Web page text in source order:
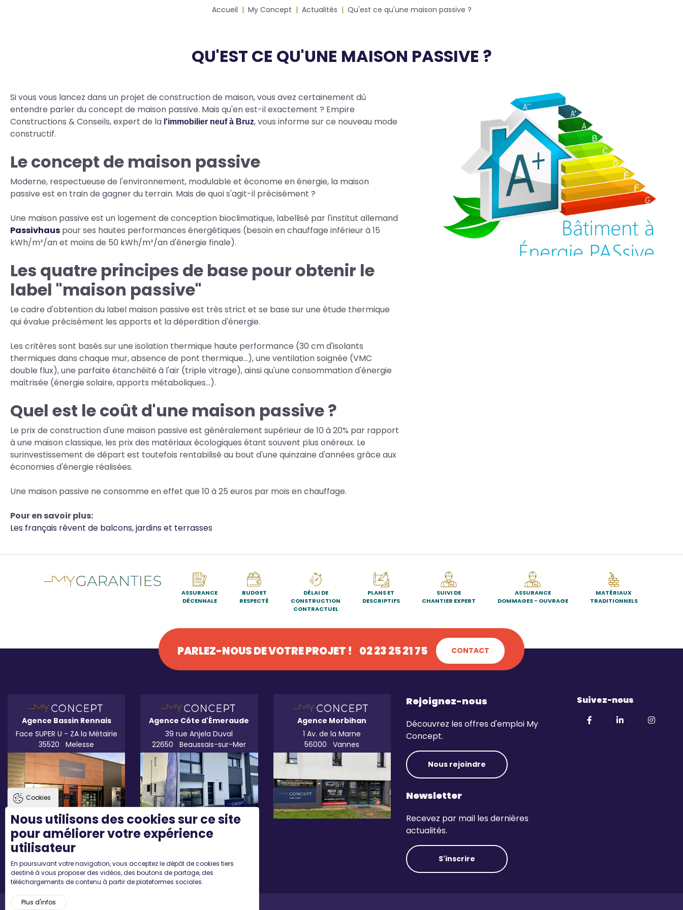
Accueil My Concept Actualités Qu'est ce qu'une maison passive ?
QU'EST CE QU'UNE MAISON PASSIVE ?
Body
Si vous vous lancez dans un projet de construction de maison, vous avez certainement dû
entendre parler du concept de maison passive. Mais qu'en est-il exactement ? Empire
Constructions & Conseils, expert de la l'immobilier neuf à Bruz, vous informe sur ce nouveau mode
constructif.
Le concept de maison passive
Moderne, respectueuse de l'environnement, modulable et économe en énergie, la maison
passive est en train de gagner du terrain. Mais de quoi s'agit-il précisément ?
Une maison passive est un logement de conception bioclimatique, labellisé par l'institut allemand
Passivhaus pour ses hautes performances énergétiques (besoin en chauffage inférieur à 15
kWh/m²/an et moins de 50 kWh/m²/an d'énergie finale).
Les quatre principes de base pour obtenir le
label "maison passive"
Le cadre d'obtention du label maison passive est très strict et se base sur une étude thermique
qui évalue précisément les apports et la déperdition d'énergie.
Les critères sont basés sur une isolation thermique haute performance (30 cm d'isolants
thermiques dans chaque mur, absence de pont thermique...), une ventilation soignée (VMC
double flux), une parfaite étanchéité à l'air (triple vitrage), ainsi qu'une consommation d'énergie
maîtrisée (énergie solaire, apports métaboliques...).
Quel est le coût d'une maison passive ?
Le prix de construction d'une maison passive est généralement supérieur de 10 à 20% par rapport
à une maison classique, les prix des matériaux écologiques étant souvent plus onéreux. Le
surinvestissement de départ est toutefois rentabilisé au bout d'une quinzaine d'années grâce aux
économies d'énergie réalisées.
Une maison passive ne consomme en effet que 10 à 25 euros par mois en chauffage.
Pour en savoir plus:
Les français rêvent de balcons, jardins et terrasses
ASSURANCE
DÉCENNALE
BUDGET
RESPECTÉ
DÉLAI DE
CONSTRUCTION
CONTRACTUEL
PLANS ET
DESCRIPTIFS
SUIVI DE
CHANTIER EXPERT
ASSURANCE
DOMMAGES - OUVRAGE
MATÉRIAUX
TRADITIONNELS
PARLEZ-NOUS DE VOTRE PROJET ! 02 23 25 21 75 CONTACT
Agence Bassin Rennais
Face SUPER U - ZA la Métairie
35520
Melesse
Agence Côte d'Émeraude
39 rue Anjela Duval
22650
Beaussais-sur-Mer
Agence Morbihan
1 Av. de la Marne
56000
Vannes
Rejoignez-nous
Découvrez les offres d'emploi My
Concept.
Nous rejoindre
Newsletter
Recevez par mail les dernières
actualités.
S'inscrire
Suivez-nous
Cookies
Nous utilisons des cookies sur ce site
pour améliorer votre expérience
utilisateur
En poursuivant votre navigation, vous acceptez le dépôt de cookies tiers
destiné à vous proposer des vidéos, des boutons de partage, des
téléchargements de contenu à partir de plateformes sociales.
Plus d'infos